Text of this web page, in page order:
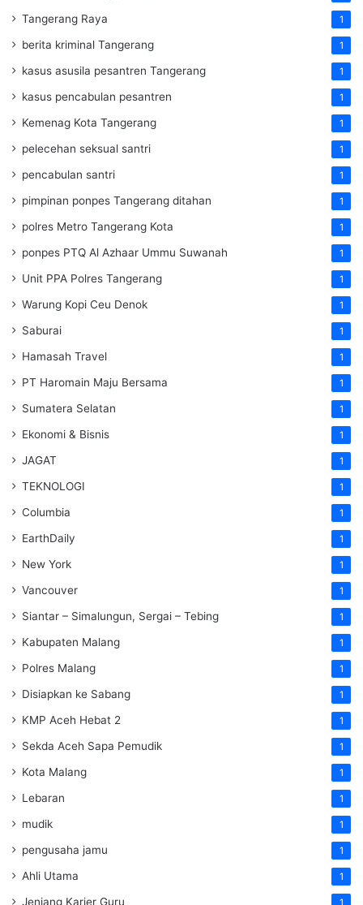
Tangerang Raya 1
berita kriminal Tangerang 1
kasus asusila pesantren Tangerang 1
kasus pencabulan pesantren 1
Kemenag Kota Tangerang 1
pelecehan seksual santri 1
pencabulan santri 1
pimpinan ponpes Tangerang ditahan 1
polres Metro Tangerang Kota 1
ponpes PTQ Al Azhaar Ummu Suwanah 1
Unit PPA Polres Tangerang 1
Warung Kopi Ceu Denok 1
Saburai 1
Hamasah Travel 1
PT Haromain Maju Bersama 1
Sumatera Selatan 1
Ekonomi & Bisnis 1
JAGAT 1
TEKNOLOGI 1
Columbia 1
EarthDaily 1
New York 1
Vancouver 1
Siantar – Simalungun, Sergai – Tebing 1
Kabupaten Malang 1
Polres Malang 1
Disiapkan ke Sabang 1
KMP Aceh Hebat 2 1
Sekda Aceh Sapa Pemudik 1
Kota Malang 1
Lebaran 1
mudik 1
pengusaha jamu 1
Ahli Utama 1
Jenjang Karier Guru 1